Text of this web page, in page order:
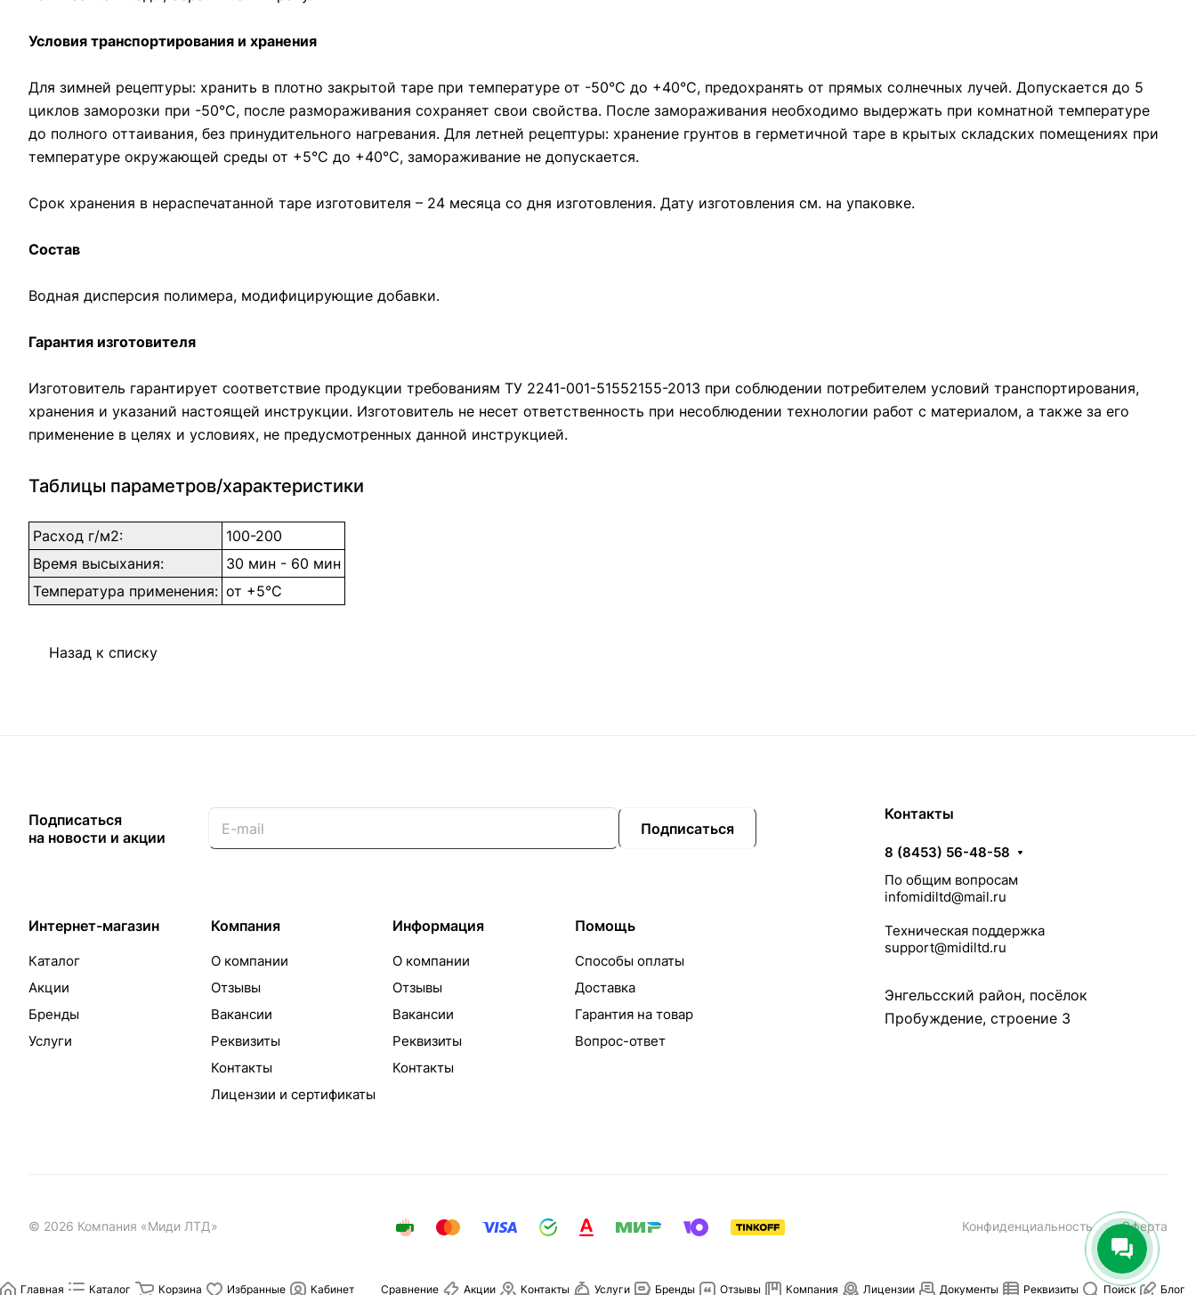
Условия транспортирования и хранения
Для зимней рецептуры: хранить в плотно закрытой таре при температуре от -50°С до +40°С, предохранять от прямых солнечных лучей. Допускается до 5
циклов заморозки при -50°С, после размораживания сохраняет свои свойства. После замораживания необходимо выдержать при комнатной температуре
до полного оттаивания, без принудительного нагревания. Для летней рецептуры: хранение грунтов в герметичной таре в крытых складских помещениях при
температуре окружающей среды от +5°С до +40°С, замораживание не допускается.
Срок хранения в нераспечатанной таре изготовителя – 24 месяца со дня изготовления. Дату изготовления см. на упаковке.
Состав
Водная дисперсия полимера, модифицирующие добавки.
Гарантия изготовителя
Изготовитель гарантирует соответствие продукции требованиям ТУ 2241-001-51552155-2013 при соблюдении потребителем условий транспортирования,
хранения и указаний настоящей инструкции. Изготовитель не несет ответственность при несоблюдении технологии работ с материалом, а также за его
применение в целях и условиях, не предусмотренных данной инструкцией.
Таблицы параметров/характеристики
Расход г/м2:
100-200
Время высыхания:
30 мин - 60 мин
Температура применения: от +5°С
Назад к списку
Подписаться
на новости и акции
Подписаться
Интернет-магазин
Каталог
Акции
Бренды
Услуги
Компания
О компании
Отзывы
Вакансии
Реквизиты
Контакты
Лицензии и сертификаты
Информация
О компании
Отзывы
Вакансии
Реквизиты
Контакты
Помощь
Способы оплаты
Доставка
Гарантия на товар
Вопрос-ответ
Контакты
8 (8453) 56-48-58
По общим вопросам
infomidiltd@mail.ru
Техническая поддержка
support@midiltd.ru
Энгельсский район, посёлок
Пробуждение, строение 3
© 2026 Компания «Миди ЛТД» Конфиденциальность Оферта
Главная Каталог Корзина Избранные Кабинет Сравнение Акции Контакты Услуги Бренды Отзывы Компания Лицензии Документы Реквизиты Поиск Блог